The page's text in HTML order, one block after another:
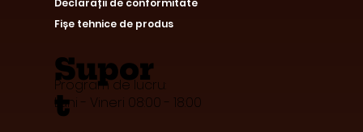
Supor
t
Program de lucru:
Luni - Vineri 08:00 - 18:00
Declarații de conformitate
Fișe tehnice de produs